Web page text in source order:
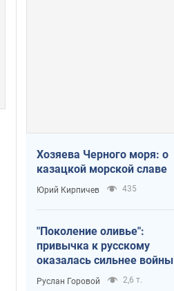
Хозяева Черного моря: о
казацкой морской славе
Юрий Кирпичев 435
"Поколение оливье":
привычка к русскому
оказалась сильнее войны
Руслан Горовой 2,6 т.